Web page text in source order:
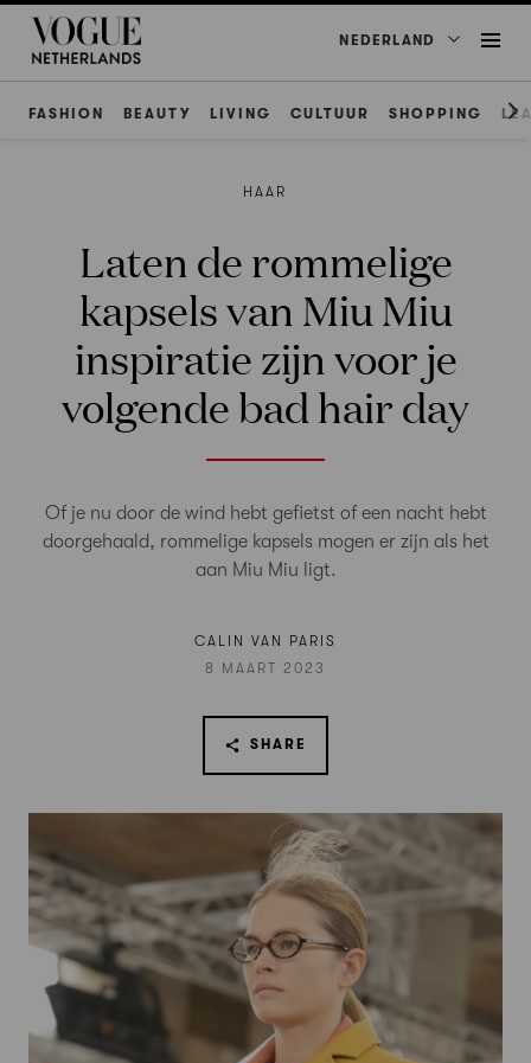
NEDERLAND
FASHION BEAUTY LIVING CULTUUR SHOPPING
HAAR
Laten de rommelige
kapsels van Miu Miu
inspiratie zijn voor je
volgende bad hair day
Of je nu door de wind hebt gefietst of een nacht hebt
doorgehaald, rommelige kapsels mogen er zijn als het
aan Miu Miu ligt.
CALIN VAN PARIS
8 MAART 2023
SHARE